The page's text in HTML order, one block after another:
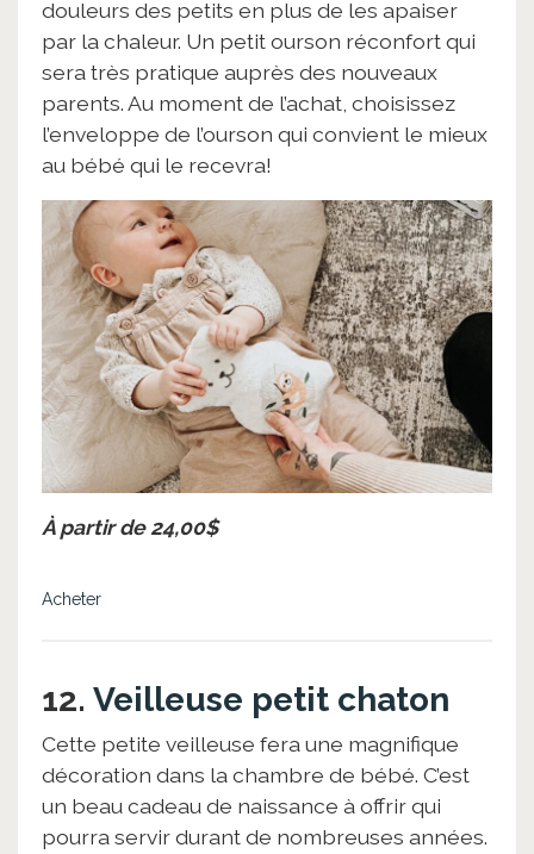
douleurs des petits en plus de les apaiser
par la chaleur. Un petit ourson réconfort qui
sera très pratique auprès des nouveaux
parents. Au moment de l’achat, choisissez
l’enveloppe de l’ourson qui convient le mieux
au bébé qui le recevra!
À partir de 24,00$
Acheter
12. Veilleuse petit chaton
Cette petite veilleuse fera une magnifique
décoration dans la chambre de bébé. C’est
un beau cadeau de naissance à offrir qui
pourra servir durant de nombreuses années.